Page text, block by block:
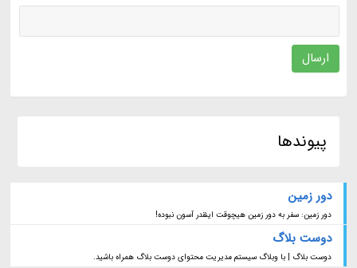
ارسال
پیوندها
دور زمین
دور زمین: سفر به دور زمین هیچوقت اینقدر آسون نبوده!
دوست بلاگ
دوست بلاگ | با وبلاگ سیستم مدیریت محتوای دوست بلاگ همراه باشید.